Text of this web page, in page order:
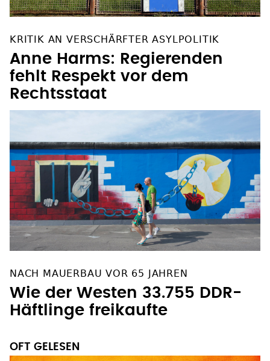
KRITIK AN VERSCHÄRFTER ASYLPOLITIK
Anne Harms: Regierenden
fehlt Respekt vor dem
Rechtsstaat
NACH MAUERBAU VOR 65 JAHREN
Wie der Westen 33.755 DDR-
Häftlinge freikaufte
OFT GELESEN